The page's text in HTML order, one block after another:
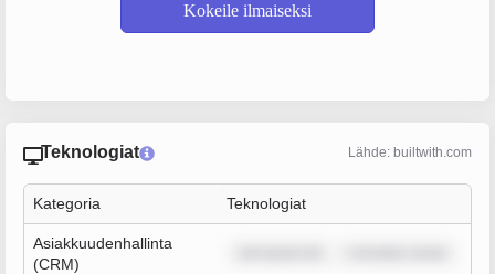
Kokeile ilmaiseksi
Teknologiat Lähde: builtwith.com
Kategoria Teknologiat
Asiakkuudenhallinta
(CRM)